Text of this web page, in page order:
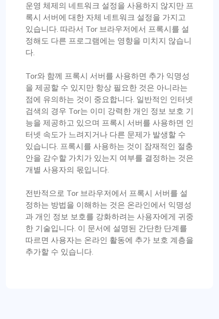
운영 체제의 네트워크 설정을 사용하지 않지만 프
록시 서버에 대한 자체 네트워크 설정을 가지고
있습니다. 따라서 Tor 브라우저에서 프록시를 설
정해도 다른 프로그램에는 영향을 미치지 않습니
다.
Tor와 함께 프록시 서버를 사용하면 추가 익명성
을 제공할 수 있지만 항상 필요한 것은 아니라는
점에 유의하는 것이 중요합니다. 일반적인 인터넷
검색의 경우 Tor는 이미 강력한 개인 정보 보호 기
능을 제공하고 있으며 프록시 서버를 사용하면 인
터넷 속도가 느려지거나 다른 문제가 발생할 수
있습니다. 프록시를 사용하는 것이 잠재적인 절충
안을 감수할 가치가 있는지 여부를 결정하는 것은
개별 사용자의 몫입니다.
전반적으로 Tor 브라우저에서 프록시 서버를 설
정하는 방법을 이해하는 것은 온라인에서 익명성
과 개인 정보 보호를 강화하려는 사용자에게 귀중
한 기술입니다. 이 문서에 설명된 간단한 단계를
따르면 사용자는 온라인 활동에 추가 보호 계층을
추가할 수 있습니다.